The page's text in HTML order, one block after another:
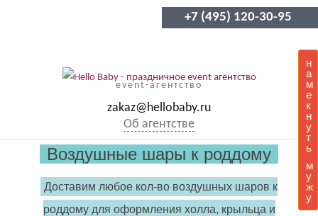
+7 (495) 120-30-95
event-агентство
zakaz@hellobaby.ru
Об агентстве
н
а
м
е
к
н
у
т
ь
м
у
ж
у
Воздушные шары к роддому
Доставим любое кол-во воздушных шаров к
роддому для оформления холла, крыльца и